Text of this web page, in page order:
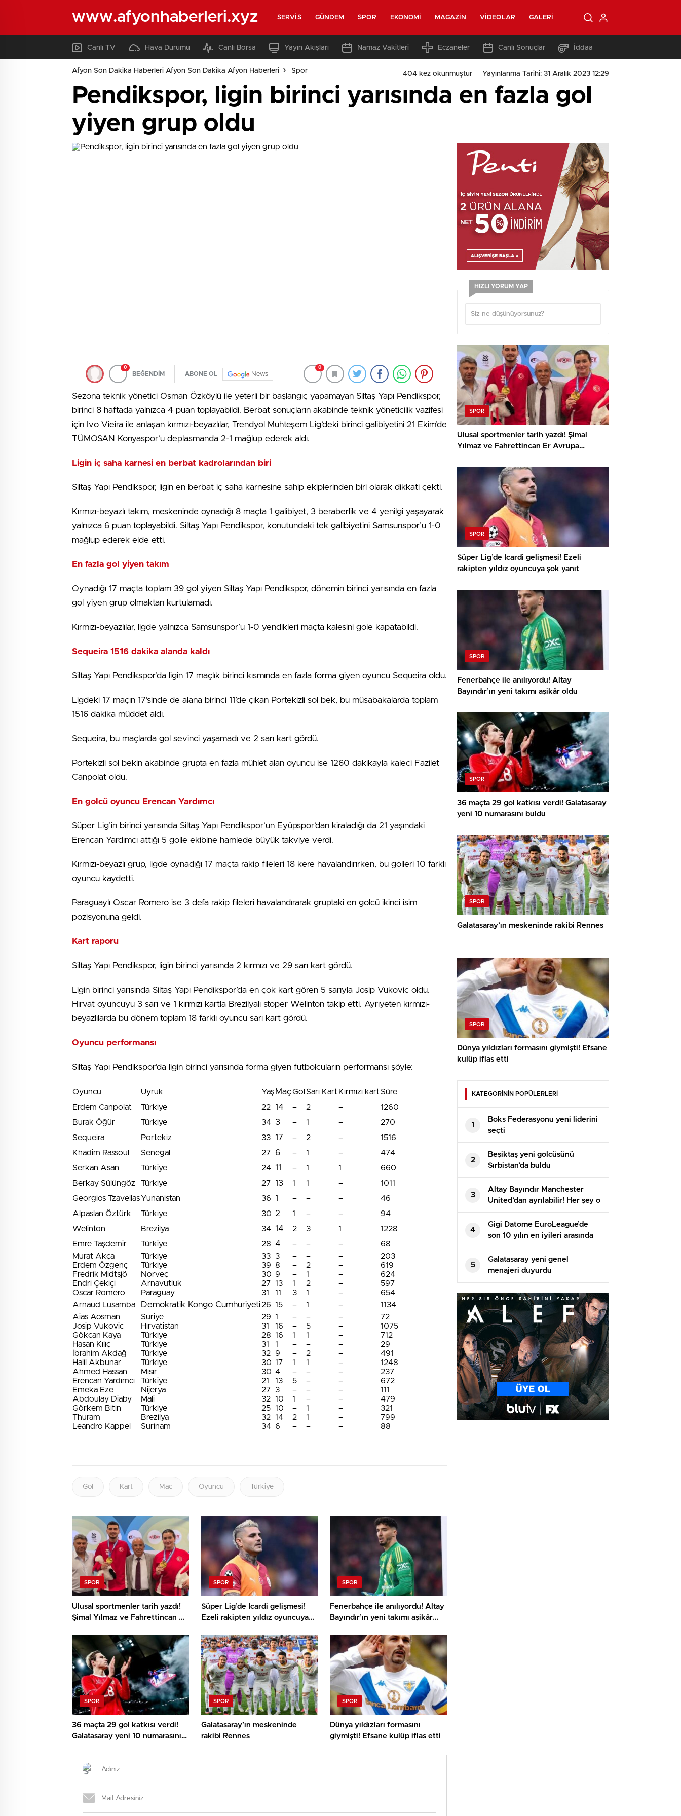
www.afyonhaberleri.xyz SERVIS GÜNDEM SPOR EKONOMI MAGAZIN VIDEOLAR GALERI
Canlı TV Hava Durumu Canlı Borsa Yayın Akışları Namaz Vakitleri Eczaneler Canlı Sonuçlar İddaa
Afyon Son Dakika Haberleri Afyon Son Dakika Afyon Haberleri Spor 404 kez okunmuştur Yayınlanma Tarihi: 31 Aralık 2023 12:29
Pendikspor, ligin birinci yarısında en fazla gol
yiyen grup oldu
0
BEĞENDİM ABONE OL News
0
Sezona teknik yönetici Osman Özköylü ile yeterli bir başlangıç yapamayan Siltaş Yapı Pendikspor,
birinci 8 haftada yalnızca 4 puan toplayabildi. Berbat sonuçların akabinde teknik yöneticilik vazifesi
için Ivo Vieira ile anlaşan kırmızı-beyazlılar, Trendyol Muhteşem Lig’deki birinci galibiyetini 21 Ekim’de
TÜMOSAN Konyaspor’u deplasmanda 2-1 mağlup ederek aldı.
Ligin iç saha karnesi en berbat kadrolarından biri
Siltaş Yapı Pendikspor, ligin en berbat iç saha karnesine sahip ekiplerinden biri olarak dikkati çekti.
Kırmızı-beyazlı takım, meskeninde oynadığı 8 maçta 1 galibiyet, 3 beraberlik ve 4 yenilgi yaşayarak
yalnızca 6 puan toplayabildi. Siltaş Yapı Pendikspor, konutundaki tek galibiyetini Samsunspor’u 1-0
mağlup ederek elde etti.
En fazla gol yiyen takım
Oynadığı 17 maçta toplam 39 gol yiyen Siltaş Yapı Pendikspor, dönemin birinci yarısında en fazla
gol yiyen grup olmaktan kurtulamadı.
Kırmızı-beyazlılar, ligde yalnızca Samsunspor’u 1-0 yendikleri maçta kalesini gole kapatabildi.
Sequeira 1516 dakika alanda kaldı
Siltaş Yapı Pendikspor’da ligin 17 maçlık birinci kısmında en fazla forma giyen oyuncu Sequeira oldu.
Ligdeki 17 maçın 17’sinde de alana birinci 11’de çıkan Portekizli sol bek, bu müsabakalarda toplam
1516 dakika müddet aldı.
Sequeira, bu maçlarda gol sevinci yaşamadı ve 2 sarı kart gördü.
Portekizli sol bekin akabinde grupta en fazla mühlet alan oyuncu ise 1260 dakikayla kaleci Fazilet
Canpolat oldu.
En golcü oyuncu Erencan Yardımcı
Süper Lig’in birinci yarısında Siltaş Yapı Pendikspor’un Eyüpspor’dan kiraladığı da 21 yaşındaki
Erencan Yardımcı attığı 5 golle ekibine hamlede büyük takviye verdi.
Kırmızı-beyazlı grup, ligde oynadığı 17 maçta rakip fileleri 18 kere havalandırırken, bu golleri 10 farklı
oyuncu kaydetti.
Paraguaylı Oscar Romero ise 3 defa rakip fileleri havalandırarak gruptaki en golcü ikinci isim
pozisyonuna geldi.
Kart raporu
Siltaş Yapı Pendikspor, ligin birinci yarısında 2 kırmızı ve 29 sarı kart gördü.
Ligin birinci yarısında Siltaş Yapı Pendikspor’da en çok kart gören 5 sarıyla Josip Vukovic oldu.
Hırvat oyuncuyu 3 sarı ve 1 kırmızı kartla Brezilyalı stoper Welinton takip etti. Ayrıyeten kırmızı-
beyazlılarda bu dönem toplam 18 farklı oyuncu sarı kart gördü.
Oyuncu performansı
Siltaş Yapı Pendikspor’da ligin birinci yarısında forma giyen futbolcuların performansı şöyle:
Oyuncu Uyruk Yaş Maç Gol Sarı Kart Kırmızı kart Süre
Erdem Canpolat
Türkiye 22 14 – 2 –
1260
Burak Öğür
Türkiye 34 3 – 1 –
270
Sequeira
Portekiz 33 17 – 2 –
1516
Khadim Rassoul
Senegal 27 6 – 1 –
474
Serkan Asan
Türkiye 24 11 – 1 1
660
Berkay Sülüngöz
Türkiye 27 13 1 1 –
1011
Georgios TzavellasYunanistan 36 1 – – –
46
Alpaslan Öztürk
Türkiye 30 2 1 – –
94
Welinton
Brezilya 34 14 2 3 1
1228
Emre Taşdemir
Türkiye 28 4 – – –
68
Murat Akça
Türkiye 33 3 – – –
203
Erdem Özgenç
Türkiye 39 8 – 2 –
619
Fredrik Midtsjö
Norveç 30 9 – 1 –
624
Endri Çekiçi
Arnavutluk 27 13 1 2 –
597
Oscar Romero
Paraguay 31 11 3 1 –
654
Arnaud Lusamba
Demokratik Kongo Cumhuriyeti26 15 – 1 –
1134
Aias Aosman
Suriye 29 1 – – –
72
Josip Vukovic
Hırvatistan 31 16 – 5 –
1075
Gökcan Kaya
Türkiye 28 16 1 1 –
712
Hasan Kılıç
Türkiye 31 1 – – –
29
İbrahim Akdağ
Türkiye 32 9 – 2 –
491
Halil Akbunar
Türkiye 30 17 1 1 –
1248
Ahmed Hassan
Mısır 30 4 – – –
237
Erencan Yardımcı
Türkiye 21 13 5 – –
672
Emeka Eze
Nijerya 27 3 – – –
111
Abdoulay Diaby
Mali 32 10 1 – –
479
Görkem Bitin
Türkiye 25 10 – 1 –
321
Thuram
Brezilya 32 14 2 1 –
799
Leandro Kappel
Surinam 34 6 – – – 88
Gol Kart Mac Oyuncu Türkiye
SPOR
Ulusal sportmenler tarih yazdı!
Şimal Yılmaz ve Fahrettincan Er
SPOR
Süper Lig’de Icardi gelişmesi!
Ezeli rakipten yıldız oyuncuya
SPOR
Fenerbahçe ile anılıyordu! Altay
Bayındır’ın yeni takımı aşikâr
SPOR
36 maçta 29 gol katkısı verdi!
Galatasaray yeni 10 numarasını
SPOR
Galatasaray’ın meskeninde
rakibi Rennes
SPOR
Dünya yıldızları formasını
giymişti! Efsane kulüp iflas etti
HIZLI YORUM YAP
SPOR
Ulusal sportmenler tarih yazdı! Şimal
Yılmaz ve Fahrettincan Er Avrupa
SPOR
Süper Lig’de Icardi gelişmesi! Ezeli
rakipten yıldız oyuncuya şok yanıt
SPOR
Fenerbahçe ile anılıyordu! Altay
Bayındır’ın yeni takımı aşikâr oldu
SPOR
36 maçta 29 gol katkısı verdi! Galatasaray
yeni 10 numarasını buldu
SPOR
Galatasaray’ın meskeninde rakibi Rennes
SPOR
Dünya yıldızları formasını giymişti! Efsane
kulüp iflas etti
KATEGORİNİN POPÜLERLERİ
1
Boks Federasyonu yeni liderini
seçti
2
Beşiktaş yeni golcüsünü
Sırbistan’da buldu
3
Altay Bayındır Manchester
United’dan ayrılabilir! Her şey o
isme bağlı…
4
Gigi Datome EuroLeague’de
son 10 yılın en iyileri arasında
5
Galatasaray yeni genel
menajeri duyurdu